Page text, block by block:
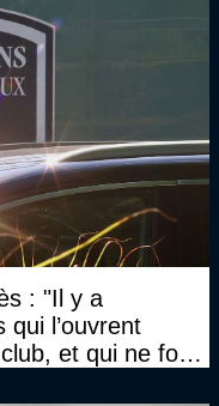
: "Il y a
qui l’ouvrent
et qui ne font